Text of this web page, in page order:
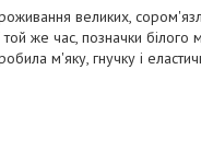
великих,
же час, позначки білого
м'яку, гнучку і